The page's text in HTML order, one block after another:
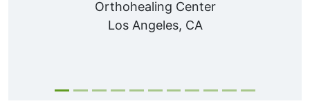
Los Angeles, CA